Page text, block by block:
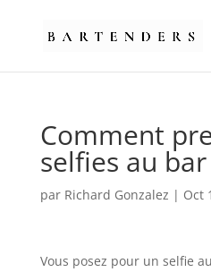
Comment
selfies au bar
par Richard Gonzalez | Oct
Vous posez pour un selfie